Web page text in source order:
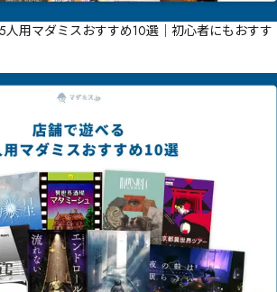
人用マダミスおすすめ10選｜初心者にもおすす